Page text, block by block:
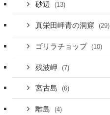
砂辺 (13)
真栄田岬青の洞窟 (29)
ゴリラチョップ (10)
残波岬 (7)
宮古島 (6)
離島 (4)